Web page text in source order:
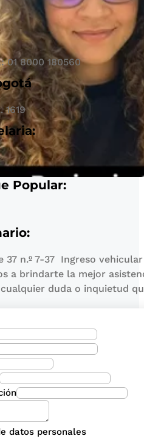
01 8000 180560
1619
Popular:
n.º 7-37 Ingreso
a brindarte la mejor
duda o inquietud
datos personales